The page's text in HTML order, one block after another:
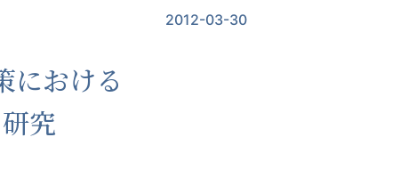
2012-03-30
における
究